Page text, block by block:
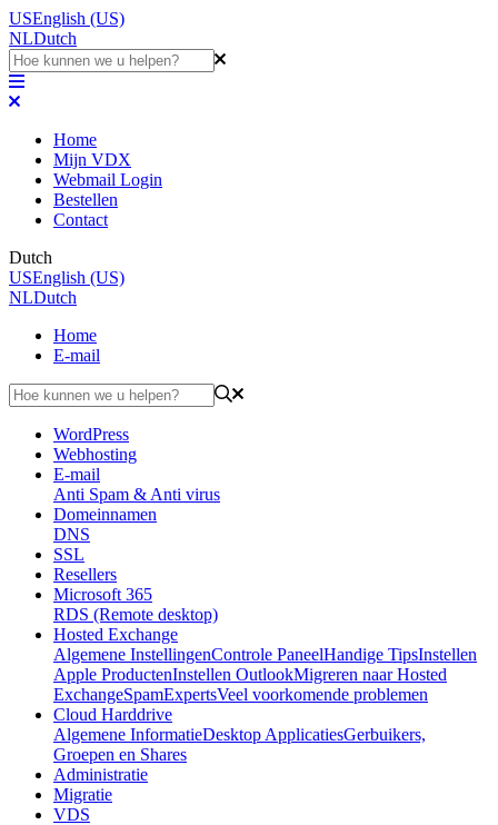
USEnglish (US)
NLDutch
Home
Mijn VDX
Webmail Login
Bestellen
Contact
Dutch
USEnglish (US)
NLDutch
Home
E-mail
WordPress
Webhosting
E-mail
Anti Spam & Anti virus
Domeinnamen
DNS
SSL
Resellers
Microsoft 365
RDS (Remote desktop)
Hosted Exchange
Algemene InstellingenControle PaneelHandige TipsInstellen
Apple ProductenInstellen OutlookMigreren naar Hosted
ExchangeSpamExpertsVeel voorkomende problemen
Cloud Harddrive
Algemene InformatieDesktop ApplicatiesGerbuikers,
Groepen en Shares
Administratie
Migratie
VDS